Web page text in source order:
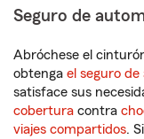
Seguro de
Abróchese el
obtenga el seguro
satisface sus
cobertura contra
viajes compartidos.